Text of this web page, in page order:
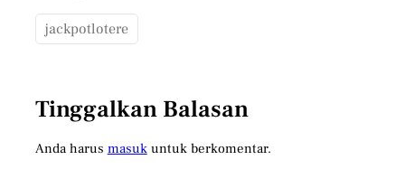
jackpotlotere
Tinggalkan Balasan
Anda harus masukuntuk berkomentar.